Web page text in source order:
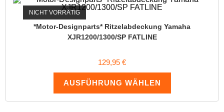
NICHT VORRÄTIG
*Motor-Designparts* Ritzelabdeckung Yamaha
XJR1200/1300/SP FATLINE
129,95 €
AUSFÜHRUNG WÄHLEN